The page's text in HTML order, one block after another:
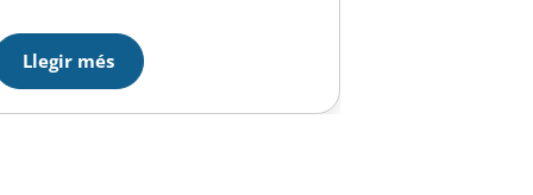
Engerlani no ha pogut millorar la
posició del curt i ha finalitzat
La prova…
Llegir més